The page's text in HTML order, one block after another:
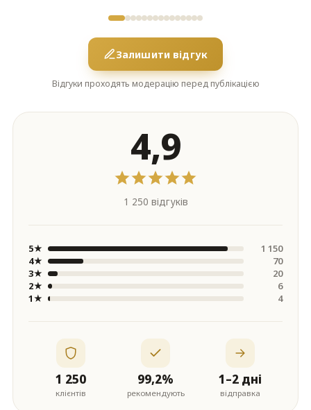
Залишити відгук
Відгуки проходять модерацію перед публікацією
4,9
1 250 відгуків
5★
1 150
4★
70
3★
20
2★
6
1★
4
1 250
клієнтів
99,2%
рекомендують
1–2 дні
відправка